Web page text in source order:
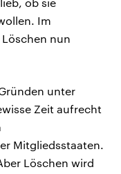
ob sie
Im
nun
unter
Zeit aufrecht
Mitgliedsstaaten.
Löschen wird